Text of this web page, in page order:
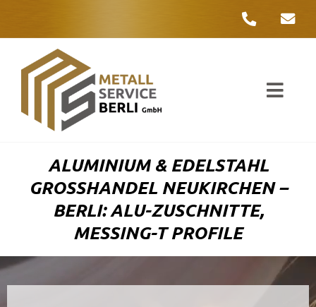
ALUMINIUM & EDELSTAHL
GROSSHANDEL NEUKIRCHEN – B
ERLI: ALU-ZUSCHNITTE, M
ESSING-T PROFILE